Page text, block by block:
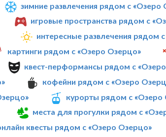
зимние развлечения рядом с «Озеро
игровые пространства рядом с
интересные развлечения рядом
картинги рядом с «Озеро Озерцо»
квест-перформансы рядом с
кофейни рядом с «Озеро
курорты рядом с «Озеро
места для прогулки рядом с
квесты рядом с «Озеро Озерцо»